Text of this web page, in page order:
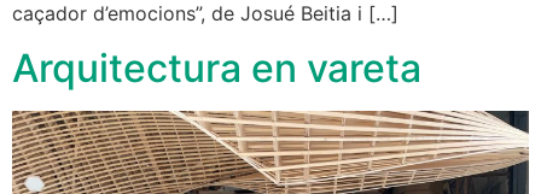
caçador d’emocions”, de Josué Beitia i […]
Arquitectura en vareta